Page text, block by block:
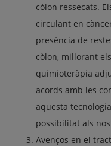
còlon ressecats.
circulant en
presència de
còlon, millorant
quimioteràpia
acords amb les
aquesta
possibilitat als
Avenços en el